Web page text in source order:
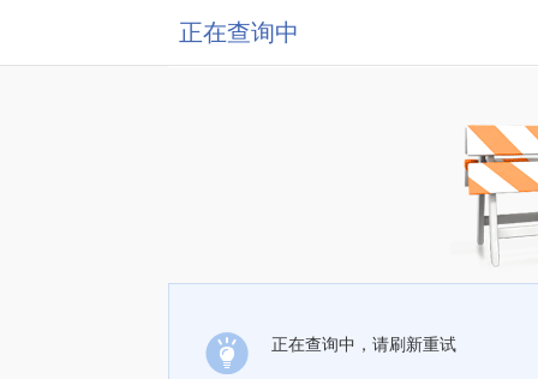
正在查询中
正在查询中，请刷新重试